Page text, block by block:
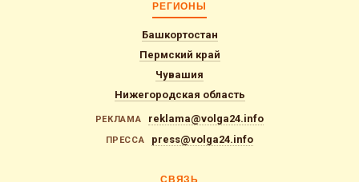
РЕГИОНЫ
Башкортостан
Пермский край
Чувашия
Нижегородская область
РЕКЛАМА reklama@volga24.info
ПРЕССА press@volga24.info